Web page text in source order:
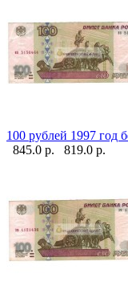
100 рублей 1997 год
845.0 р.
819.0 р.